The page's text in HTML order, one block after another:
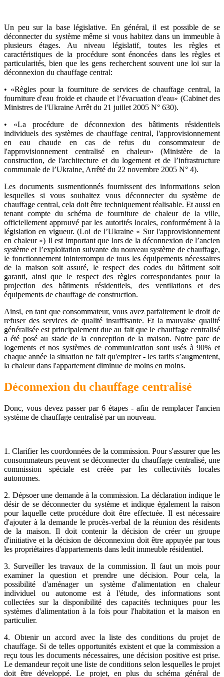
Un peu sur la base législative. En général, il est possible de se
déconnecter du système même si vous habitez dans un immeuble à
plusieurs étages. Au niveau législatif, toutes les règles et
caractéristiques de la procédure sont énoncées dans les règles et
particularités, bien que les gens recherchent souvent une loi sur la
déconnexion du chauffage central:
• «Règles pour la fourniture de services de chauffage central, la
fourniture d'eau froide et chaude et l’évacuation d'eau» (Cabinet des
Ministres de l'Ukraine Arrêt du 21 juillet 2005 N° 630).
• «La procédure de déconnexion des bâtiments résidentiels
individuels des systèmes de chauffage central, l'approvisionnement
en eau chaude en cas de refus du consommateur de
l'approvisionnement centralisé en chaleur» (Ministère de la
construction, de l'architecture et du logement et de l’infrastructure
communale de l’Ukraine, Arrêté du 22 novembre 2005 N° 4).
Les documents susmentionnés fournissent des informations selon
lesquelles si vous souhaitez vous déconnecter du système de
chauffage central, cela doit être techniquement réalisable. Et aussi en
tenant compte du schéma de fourniture de chaleur de la ville,
officiellement approuvé par les autorités locales, conformément à la
législation en vigueur. (Loi de l’Ukraine « Sur l'approvisionnement
en chaleur ») Il est important que lors de la déconnexion de l’ancien
système et l’exploitation suivante du nouveau système de chauffage,
le fonctionnement ininterrompu de tous les équipements nécessaires
de la maison soit assuré, le respect des codes du bâtiment soit
garanti, ainsi que le respect des règles correspondantes pour la
projection des bâtiments résidentiels, des ventilations et des
équipements de chauffage de construction.
Ainsi, en tant que consommateur, vous avez parfaitement le droit de
refuser des services de qualité insuffisante. Et la mauvaise qualité
généralisée est principalement due au fait que le chauffage centralisé
a été posé au stade de la conception de la maison. Notre parc de
logements et nos systèmes de communication sont usés à 90% et
chaque année la situation ne fait qu'empirer - les tarifs s’augmentent,
la chaleur dans l'appartement diminue de moins en moins.
Déconnexion du chauffage centralisé
Donc, vous devez passer par 6 étapes - afin de remplacer l'ancien
système de chauffage centralisé par un nouveau.
1. Clarifier les coordonnées de la commission. Pour s'assurer que les
consommateurs peuvent se déconnecter du chauffage centralisé, une
commission spéciale est créée par les collectivités locales
autonomes.
2. Dépsoer une demande à la commission. La déclaration indique le
désir de se déconnecter du système et indique également la raison
pour laquelle cette procédure doit être effectuée. Il est nécessaire
d'ajouter à la demande le procès-verbal de la réunion des résidents
de la maison. Il doit contenir la décision de créer un groupe
d'initiative et la décision de déconnexion doit être appuyée par tous
les propriétaires d'appartements dans ledit immeuble résidentiel.
3. Surveiller les travaux de la commission. Il faut un mois pour
examiner la question et prendre une décision. Pour cela, la
possibilité d'aménager un système d'alimentation en chaleur
individuel ou autonome est à l'étude, des informations sont
collectées sur la disponibilité des capacités techniques pour les
systèmes d'alimentation à la fois pour l'habitation et la maison en
particulier.
4. Obtenir un accord avec la liste des conditions du projet de
chauffage. Si de telles opportunités existent et que la commission a
reçu tous les documents nécessaires, une décision positive est prise.
Le demandeur reçoit une liste de conditions selon lesquelles le projet
doit être développé. Le projet, en plus du schéma général de